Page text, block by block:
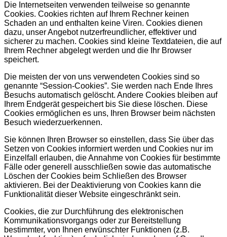
Die Internetseiten verwenden teilweise so genannte
Cookies. Cookies richten auf Ihrem Rechner keinen
Schaden an und enthalten keine Viren. Cookies dienen
dazu, unser Angebot nutzerfreundlicher, effektiver und
sicherer zu machen. Cookies sind kleine Textdateien, die auf
Ihrem Rechner abgelegt werden und die Ihr Browser
speichert.
Die meisten der von uns verwendeten Cookies sind so
genannte “Session-Cookies”. Sie werden nach Ende Ihres
Besuchs automatisch gelöscht. Andere Cookies bleiben auf
Ihrem Endgerät gespeichert bis Sie diese löschen. Diese
Cookies ermöglichen es uns, Ihren Browser beim nächsten
Besuch wiederzuerkennen.
Sie können Ihren Browser so einstellen, dass Sie über das
Setzen von Cookies informiert werden und Cookies nur im
Einzelfall erlauben, die Annahme von Cookies für bestimmte
Fälle oder generell ausschließen sowie das automatische
Löschen der Cookies beim Schließen des Browser
aktivieren. Bei der Deaktivierung von Cookies kann die
Funktionalität dieser Website eingeschränkt sein.
Cookies, die zur Durchführung des elektronischen
Kommunikationsvorgangs oder zur Bereitstellung
bestimmter, von Ihnen erwünschter Funktionen (z.B.